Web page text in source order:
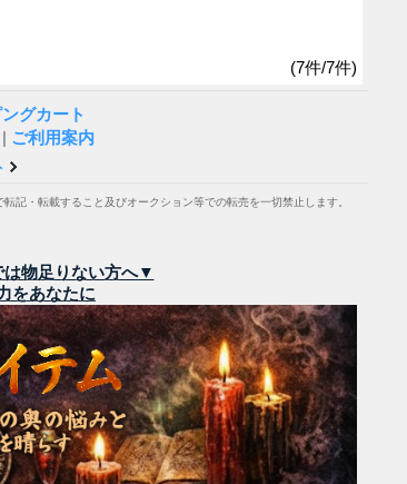
(7件/7件)
グカート
| ご利用案内
・転載すること及びオークション等での転売を一切禁止します。
は物足りない方へ▼
をあなたに